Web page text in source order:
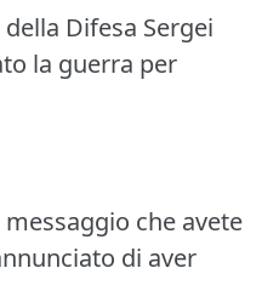
Difesa Sergei
la guerra per
che avete
di aver